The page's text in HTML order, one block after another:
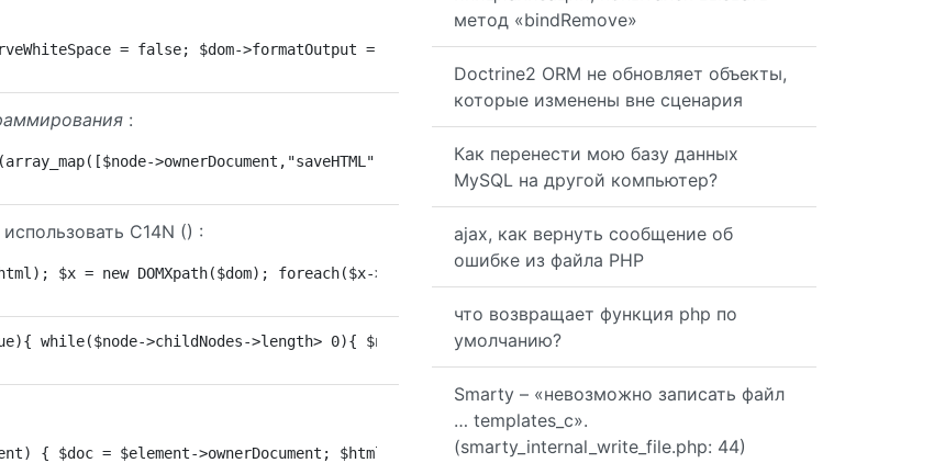
метод «bindRemove»
Doctrine2 ORM не обновляет объекты,
которые изменены вне сценария
Как перенести мою базу данных
MySQL на другой компьютер?
ajax, как вернуть сообщение об
ошибке из файла PHP
что возвращает функция php по
умолчанию?
Smarty – «невозможно записать файл
… templates_c».
(smarty_internal_write_file.php: 44)
= false; $dom->formatOutput = true; $dom->load($html_string); $domTables = $dom-
:
>ownerDocument,"saveHTML"], iterator_to_array($node->childNodes))); }
C14N () :
$x = new DOMXpath($dom); foreach($x->query('//table') as $table){ echo $table->C14N(); }
while($node->childNodes->length> 0){ $node->removeChild($node->firstChild); } $fragment= $doc-
{ $doc = $element->ownerDocument; $html = ''; foreach ($element->childNodes as $node) { $html .=